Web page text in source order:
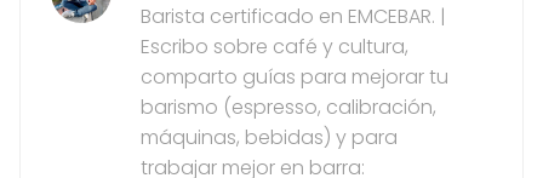
Barista certificado en EMCEBAR. |
Escribo sobre café y cultura,
comparto guías para mejorar tu
barismo (espresso, calibración,
máquinas, bebidas) y para
trabajar mejor en barra: